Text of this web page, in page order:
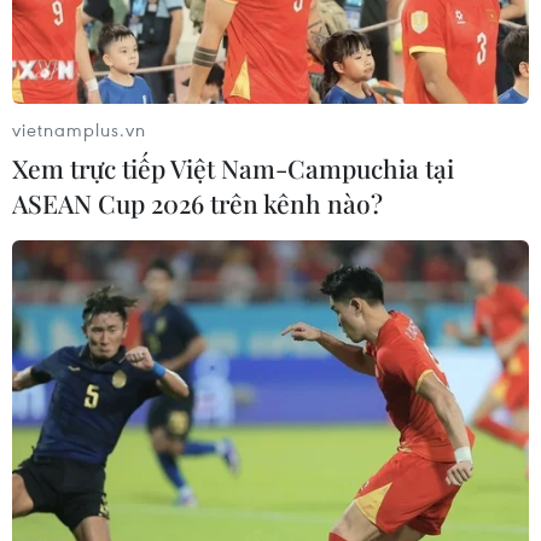
Xem thêm
CƠ QUAN CHỦ QUẢN: THÔNG TẤN XÃ VIỆT NAM
Tổng Biên tập: TRẦN TIẾN DUẨN
Phó Tổng Biên tập: NGUYỄN THỊ TÁM, KHÚC THANH
THỦY
Sở hữu trí tuệ
Quy định sử dụng
RSS
Ngôn ngữ
TTXVN
vietnamplus.vn
Xem trực tiếp Việt Nam-Campuchia tại
ASEAN Cup 2026 trên kênh nào?